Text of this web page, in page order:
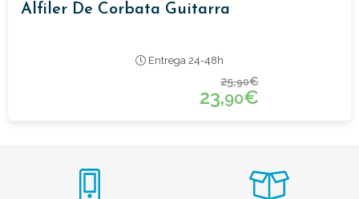
Alfiler De Corbata Guitarra
Entrega 24-48h
25,90€
23,90€